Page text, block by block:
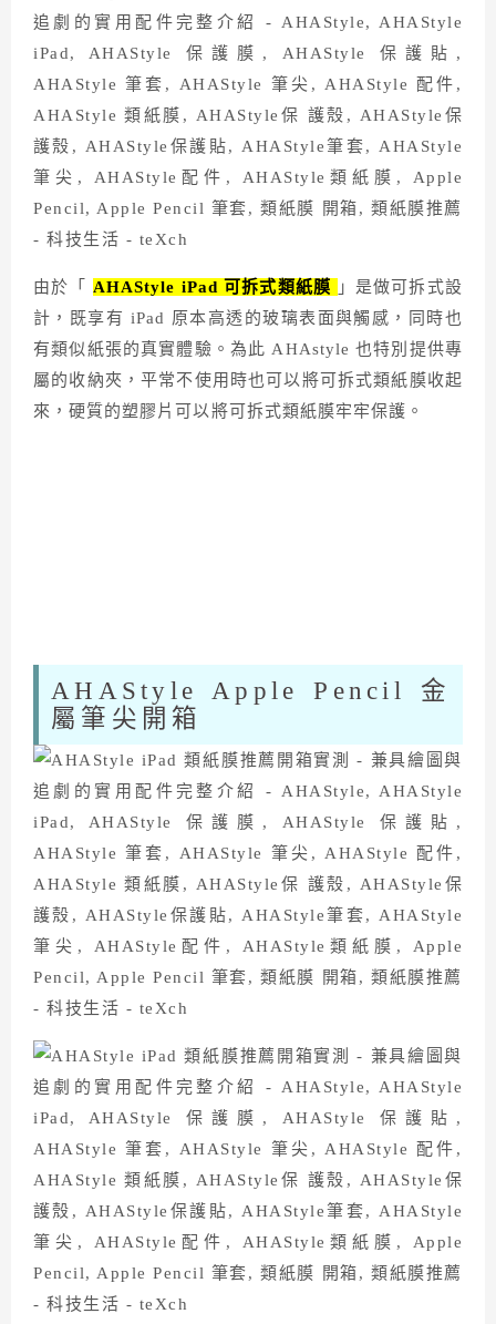
由於「 AHAStyle iPad 可拆式類紙膜
」是做可拆式設
計，既享有 iPad 原本高透的玻璃表面與觸感，同時也
有類似紙張的真實體驗。為此 AHAstyle 也特別提供專
屬的收納夾，平常不使用時也可以將可拆式類紙膜收起
來，硬質的塑膠片可以將可拆式類紙膜牢牢保護。
AHAStyle Apple Pencil 金
屬筆尖開箱